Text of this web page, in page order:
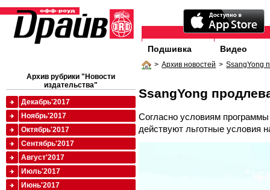
Подшивка Видео
> Архив новостей > SsangYong
SsangYong
Согласно условиям
действуют льготные условия
Архив рубрики "Новости
издательства"
Декабрь'2017
Ноябрь'2017
Октябрь'2017
Сентябрь'2017
Август'2017
Июль'2017
Июнь'2017